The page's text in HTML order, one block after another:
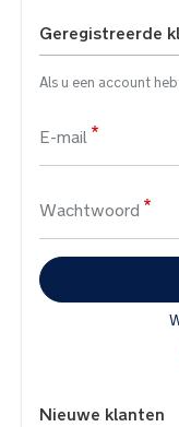
Geregistreerde
Als u een account
E-mail
Wachtwoord
Nieuwe klanten